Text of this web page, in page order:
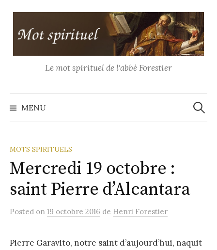
contenu
Le mot spirituel de l'abbé Forestier
MENU
MOTS SPIRITUELS
Mercredi 19 octobre :
saint Pierre d’Alcantara
Posted on 19 octobre 2016 de Henri Forestier
Pierre Garavito, notre saint d’aujourd’hui, naquit